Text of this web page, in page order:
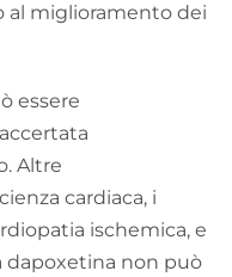
al miglioramento dei
essere
Altre
cardiaca, i
ischemica, e
dapoxetina non può